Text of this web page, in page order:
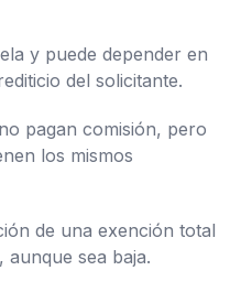
y puede depender en
del solicitante.
pagan comisión, pero
los mismos
de una exención total
aunque sea baja.